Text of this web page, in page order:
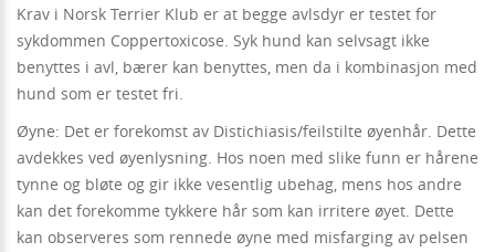
Krav i Norsk Terrier Klub er at begge avlsdyr er testet for
sykdommen Coppertoxicose. Syk hund kan selvsagt ikke
benyttes i avl, bærer kan benyttes, men da i kombinasjon med
hund som er testet fri.
Øyne: Det er forekomst av Distichiasis/feilstilte øyenhår. Dette
avdekkes ved øyenlysning. Hos noen med slike funn er hårene
tynne og bløte og gir ikke vesentlig ubehag, mens hos andre
kan det forekomme tykkere hår som kan irritere øyet. Dette
kan observeres som rennede øyne med misfarging av pelsen